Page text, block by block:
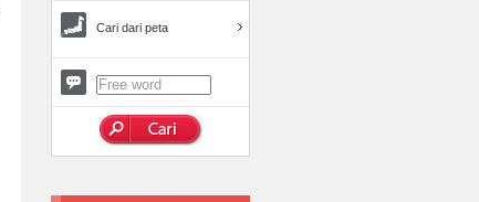
Cari dari peta